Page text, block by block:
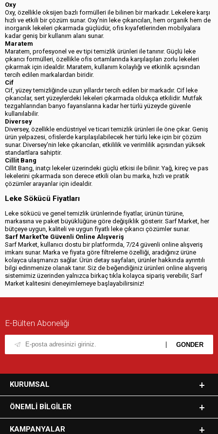
Oxy
Oxy, özellikle oksijen bazlı formülleri ile bilinen bir markadır. Lekelere karşı
hızlı ve etkili bir çözüm sunar. Oxy'nin leke çıkarıcıları, hem organik hem de
inorganik lekeleri çıkarmada güçlüdür, ofis kıyafetlerinden mobilyalara
kadar geniş bir kullanım alanı sunar.
Maratem
Maratem, profesyonel ve ev tipi temizlik ürünleri ile tanınır. Güçlü leke
çıkarıcı formülleri, özellikle ofis ortamlarında karşılaşılan zorlu lekeleri
çıkarmak için idealdir. Maratem, kullanım kolaylığı ve etkinlik açısından
tercih edilen markalardan biridir.
Cif
Cif, yüzey temizliğinde uzun yıllardır tercih edilen bir markadır. Cif leke
çıkarıcılar, sert yüzeylerdeki lekeleri çıkarmada oldukça etkilidir. Mutfak
tezgahlarından banyo fayanslarına kadar her türlü yüzeyde güvenle
kullanılabilir.
Diversey
Diversey, özellikle endüstriyel ve ticari temizlik ürünleri ile öne çıkar. Geniş
ürün yelpazesi, ofislerde karşılaşılabilecek her türlü leke için bir çözüm
sunar. Diversey'nin leke çıkarıcıları, etkililik ve verimlilik açısından yüksek
standartlara sahiptir.
Cillit Bang
Cillit Bang, inatçı lekeler üzerindeki güçlü etkisi ile bilinir. Yağ, kireç ve pas
lekelerini çıkarmada son derece etkili olan bu marka, hızlı ve pratik
çözümler arayanlar için idealdir.
Leke Sökücü Fiyatları
Leke sökücü ve genel temizlik ürünlerinde fiyatlar, ürünün türüne,
markasına ve paket büyüklüğüne göre değişiklik gösterir. Sarf Market, her
bütçeye uygun, kaliteli ve uygun fiyatlı leke çıkarıcı çözümler sunar.
Sarf Market'te Güvenli Online Alışveriş
Sarf Market, kullanıcı dostu bir platformda, 7/24 güvenli online alışveriş
imkanı sunar. Marka ve fiyata göre filtreleme özelliği, aradığınız ürüne
kolayca ulaşmanızı sağlar. Ürün detay sayfaları, ürünler hakkında ayrıntılı
bilgi edinmenize olanak tanır. Siz de beğendiğiniz ürünleri online alışveriş
sistemimiz üzerinden yalnızca birkaç tıkla kolayca sipariş verebilir, Sarf
Market kalitesini deneyimlemeye başlayabilirsiniz!
E-Bülten Aboneliği
KURUMSAL
ÖNEMLI BILGILER
KAMPANYALAR